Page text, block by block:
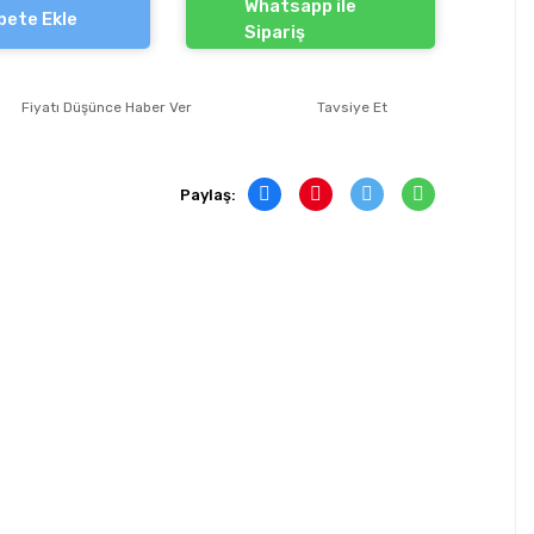
Ekle
Whatsapp ile
Sipariş
Fiyatı Düşünce Haber Ver Tavsiye Et
Paylaş: